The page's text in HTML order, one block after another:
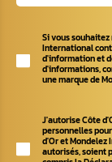
Si vous
International
d'information et
d'informations,
une marque de
J'autorise Côte
personnelles
d'Or et
autorisés, soient